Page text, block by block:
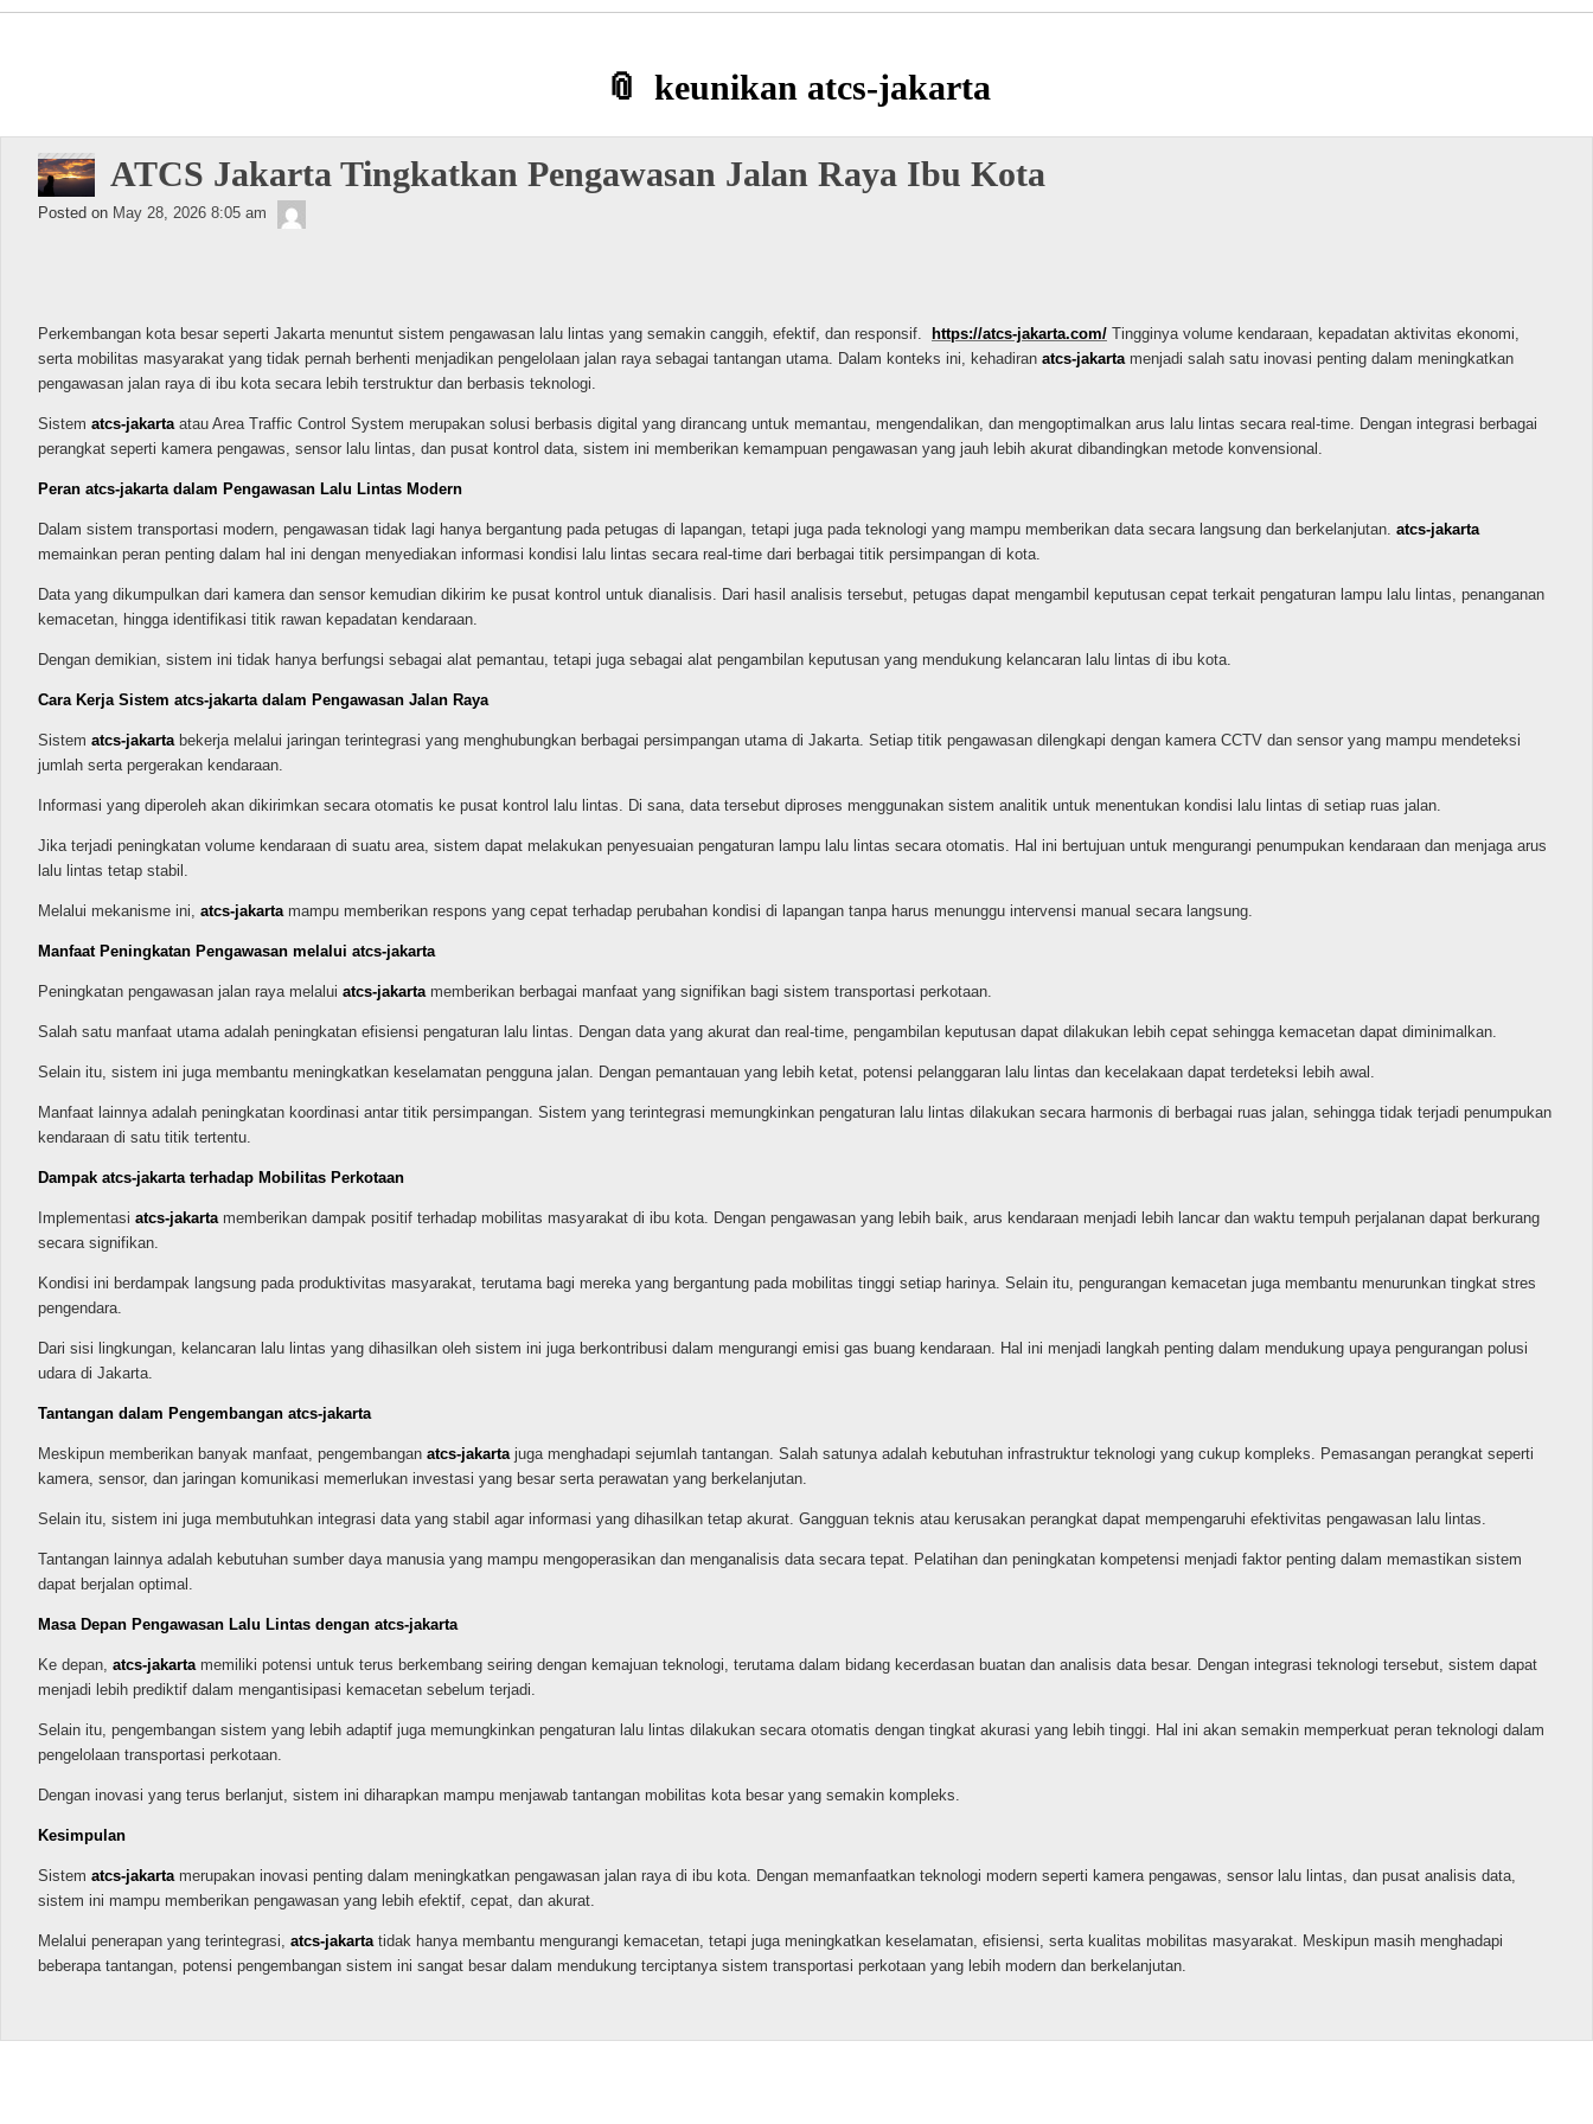
keunikan atcs-jakarta
ATCS Jakarta Tingkatkan Pengawasan Jalan Raya Ibu Kota
Posted on May 28, 2026 8:05 am
Perkembangan kota besar seperti Jakarta menuntut sistem pengawasan lalu lintas yang semakin canggih, efektif, dan responsif. https://atcs-jakarta.com/ Tingginya volume kendaraan, kepadatan aktivitas ekonomi,
serta mobilitas masyarakat yang tidak pernah berhenti menjadikan pengelolaan jalan raya sebagai tantangan utama. Dalam konteks ini, kehadiran atcs-jakarta menjadi salah satu inovasi penting dalam meningkatkan
pengawasan jalan raya di ibu kota secara lebih terstruktur dan berbasis teknologi.
Sistem atcs-jakarta atau Area Traffic Control System merupakan solusi berbasis digital yang dirancang untuk memantau, mengendalikan, dan mengoptimalkan arus lalu lintas secara real-time. Dengan integrasi berbagai
perangkat seperti kamera pengawas, sensor lalu lintas, dan pusat kontrol data, sistem ini memberikan kemampuan pengawasan yang jauh lebih akurat dibandingkan metode konvensional.
Peran atcs-jakarta dalam Pengawasan Lalu Lintas Modern
Dalam sistem transportasi modern, pengawasan tidak lagi hanya bergantung pada petugas di lapangan, tetapi juga pada teknologi yang mampu memberikan data secara langsung dan berkelanjutan. atcs-jakarta
memainkan peran penting dalam hal ini dengan menyediakan informasi kondisi lalu lintas secara real-time dari berbagai titik persimpangan di kota.
Data yang dikumpulkan dari kamera dan sensor kemudian dikirim ke pusat kontrol untuk dianalisis. Dari hasil analisis tersebut, petugas dapat mengambil keputusan cepat terkait pengaturan lampu lalu lintas, penanganan
kemacetan, hingga identifikasi titik rawan kepadatan kendaraan.
Dengan demikian, sistem ini tidak hanya berfungsi sebagai alat pemantau, tetapi juga sebagai alat pengambilan keputusan yang mendukung kelancaran lalu lintas di ibu kota.
Cara Kerja Sistem atcs-jakarta dalam Pengawasan Jalan Raya
Sistem atcs-jakarta bekerja melalui jaringan terintegrasi yang menghubungkan berbagai persimpangan utama di Jakarta. Setiap titik pengawasan dilengkapi dengan kamera CCTV dan sensor yang mampu mendeteksi
jumlah serta pergerakan kendaraan.
Informasi yang diperoleh akan dikirimkan secara otomatis ke pusat kontrol lalu lintas. Di sana, data tersebut diproses menggunakan sistem analitik untuk menentukan kondisi lalu lintas di setiap ruas jalan.
Jika terjadi peningkatan volume kendaraan di suatu area, sistem dapat melakukan penyesuaian pengaturan lampu lalu lintas secara otomatis. Hal ini bertujuan untuk mengurangi penumpukan kendaraan dan menjaga arus
lalu lintas tetap stabil.
Melalui mekanisme ini, atcs-jakarta mampu memberikan respons yang cepat terhadap perubahan kondisi di lapangan tanpa harus menunggu intervensi manual secara langsung.
Manfaat Peningkatan Pengawasan melalui atcs-jakarta
Peningkatan pengawasan jalan raya melalui atcs-jakarta memberikan berbagai manfaat yang signifikan bagi sistem transportasi perkotaan.
Salah satu manfaat utama adalah peningkatan efisiensi pengaturan lalu lintas. Dengan data yang akurat dan real-time, pengambilan keputusan dapat dilakukan lebih cepat sehingga kemacetan dapat diminimalkan.
Selain itu, sistem ini juga membantu meningkatkan keselamatan pengguna jalan. Dengan pemantauan yang lebih ketat, potensi pelanggaran lalu lintas dan kecelakaan dapat terdeteksi lebih awal.
Manfaat lainnya adalah peningkatan koordinasi antar titik persimpangan. Sistem yang terintegrasi memungkinkan pengaturan lalu lintas dilakukan secara harmonis di berbagai ruas jalan, sehingga tidak terjadi penumpukan
kendaraan di satu titik tertentu.
Dampak atcs-jakarta terhadap Mobilitas Perkotaan
Implementasi atcs-jakarta memberikan dampak positif terhadap mobilitas masyarakat di ibu kota. Dengan pengawasan yang lebih baik, arus kendaraan menjadi lebih lancar dan waktu tempuh perjalanan dapat berkurang
secara signifikan.
Kondisi ini berdampak langsung pada produktivitas masyarakat, terutama bagi mereka yang bergantung pada mobilitas tinggi setiap harinya. Selain itu, pengurangan kemacetan juga membantu menurunkan tingkat stres
pengendara.
Dari sisi lingkungan, kelancaran lalu lintas yang dihasilkan oleh sistem ini juga berkontribusi dalam mengurangi emisi gas buang kendaraan. Hal ini menjadi langkah penting dalam mendukung upaya pengurangan polusi
udara di Jakarta.
Tantangan dalam Pengembangan atcs-jakarta
Meskipun memberikan banyak manfaat, pengembangan atcs-jakarta juga menghadapi sejumlah tantangan. Salah satunya adalah kebutuhan infrastruktur teknologi yang cukup kompleks. Pemasangan perangkat seperti
kamera, sensor, dan jaringan komunikasi memerlukan investasi yang besar serta perawatan yang berkelanjutan.
Selain itu, sistem ini juga membutuhkan integrasi data yang stabil agar informasi yang dihasilkan tetap akurat. Gangguan teknis atau kerusakan perangkat dapat mempengaruhi efektivitas pengawasan lalu lintas.
Tantangan lainnya adalah kebutuhan sumber daya manusia yang mampu mengoperasikan dan menganalisis data secara tepat. Pelatihan dan peningkatan kompetensi menjadi faktor penting dalam memastikan sistem
dapat berjalan optimal.
Masa Depan Pengawasan Lalu Lintas dengan atcs-jakarta
Ke depan, atcs-jakarta memiliki potensi untuk terus berkembang seiring dengan kemajuan teknologi, terutama dalam bidang kecerdasan buatan dan analisis data besar. Dengan integrasi teknologi tersebut, sistem dapat
menjadi lebih prediktif dalam mengantisipasi kemacetan sebelum terjadi.
Selain itu, pengembangan sistem yang lebih adaptif juga memungkinkan pengaturan lalu lintas dilakukan secara otomatis dengan tingkat akurasi yang lebih tinggi. Hal ini akan semakin memperkuat peran teknologi dalam
pengelolaan transportasi perkotaan.
Dengan inovasi yang terus berlanjut, sistem ini diharapkan mampu menjawab tantangan mobilitas kota besar yang semakin kompleks.
Kesimpulan
Sistem atcs-jakarta merupakan inovasi penting dalam meningkatkan pengawasan jalan raya di ibu kota. Dengan memanfaatkan teknologi modern seperti kamera pengawas, sensor lalu lintas, dan pusat analisis data,
sistem ini mampu memberikan pengawasan yang lebih efektif, cepat, dan akurat.
Melalui penerapan yang terintegrasi, atcs-jakarta tidak hanya membantu mengurangi kemacetan, tetapi juga meningkatkan keselamatan, efisiensi, serta kualitas mobilitas masyarakat. Meskipun masih menghadapi
beberapa tantangan, potensi pengembangan sistem ini sangat besar dalam mendukung terciptanya sistem transportasi perkotaan yang lebih modern dan berkelanjutan.